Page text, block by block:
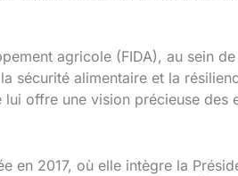
agricole (FIDA), au sein
sécurité alimentaire et la
offre une vision précieuse des
en 2017, où elle intègre la